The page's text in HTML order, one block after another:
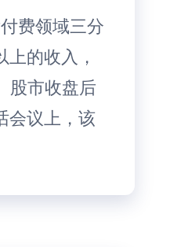
费领域三分
的收入，
股市收盘后
会议上，该